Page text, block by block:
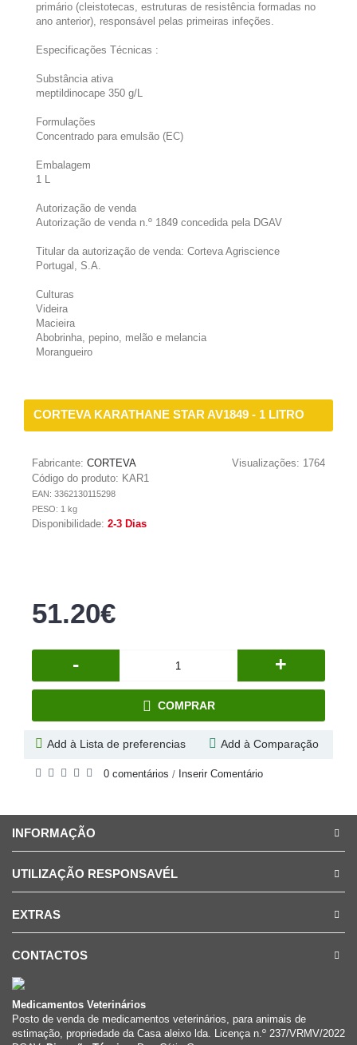
primário (cleistotecas, estruturas de resistência formadas no
ano anterior), responsável pelas primeiras infeções.
Especificações Técnicas :
Substância ativa
meptildinocape 350 g/L
Formulações
Concentrado para emulsão (EC)
Embalagem
1 L
Autorização de venda
Autorização de venda n.º 1849 concedida pela DGAV
Titular da autorização de venda: Corteva Agriscience
Portugal, S.A.
Culturas
Videira
Macieira
Abobrinha, pepino, melão e melancia
Morangueiro
CORTEVA KARATHANE STAR AV1849 - 1 LITRO
Visualizações: 1764
Fabricante: CORTEVA
Código do produto: KAR1
EAN: 3362130115298
PESO: 1 kg
Disponibilidade: 2-3 Dias
51.20€
- +
COMPRAR
Add à Lista de preferencias Add à Comparação
0 comentários / Inserir Comentário
INFORMAÇÃO
UTILIZAÇÃO RESPONSAVÉL
EXTRAS
CONTACTOS
Medicamentos Veterinários
Posto de venda de medicamentos veterinários, para animais de
estimação, propriedade da Casa aleixo lda. Licença n.º 237/VRMV/2022